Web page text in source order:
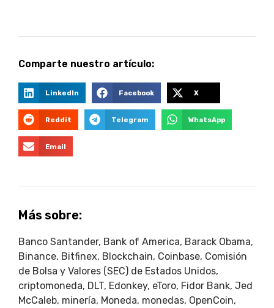
Comparte nuestro artículo:
LinkedIn Facebook X
Reddit Telegram WhatsApp
Email
Más sobre:
Banco Santander, Bank of America, Barack Obama,
Binance, Bitfinex, Blockchain, Coinbase, Comisión
de Bolsa y Valores (SEC) de Estados Unidos,
criptomoneda, DLT, Edonkey, eToro, Fidor Bank, Jed
McCaleb, minería, Moneda, monedas, OpenCoin,